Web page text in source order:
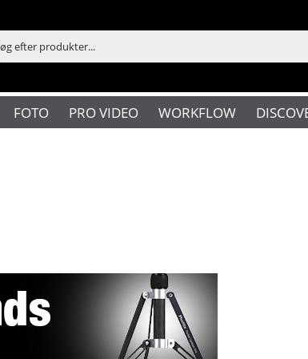
FOTO PRO VIDEO WORKFLOW